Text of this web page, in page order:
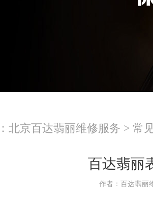
北京百达翡丽维修服务 > 常
百达翡丽
作者：百达翡丽